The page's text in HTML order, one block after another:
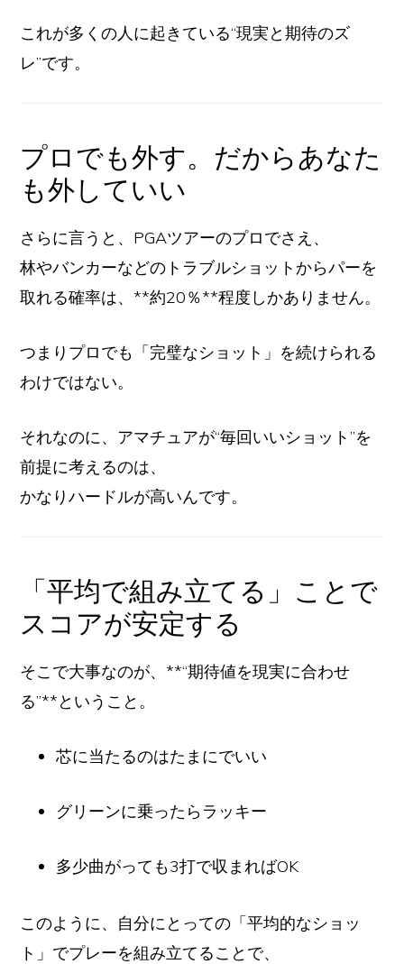
これが多くの人に起きている“現実と期待のズ
レ”です。
プロでも外す。だからあなた
も外していい
さらに言うと、PGAツアーのプロでさえ、
林やバンカーなどのトラブルショットからパーを
取れる確率は、**約20％**程度しかありません。
つまりプロでも「完璧なショット」を続けられる
わけではない。
それなのに、アマチュアが“毎回いいショット”を
前提に考えるのは、
かなりハードルが高いんです。
「平均で組み立てる」ことで
スコアが安定する
そこで大事なのが、**“期待値を現実に合わせ
る”**ということ。
芯に当たるのはたまにでいい
グリーンに乗ったらラッキー
多少曲がっても3打で収まればOK
このように、自分にとっての「平均的なショッ
ト」でプレーを組み立てることで、